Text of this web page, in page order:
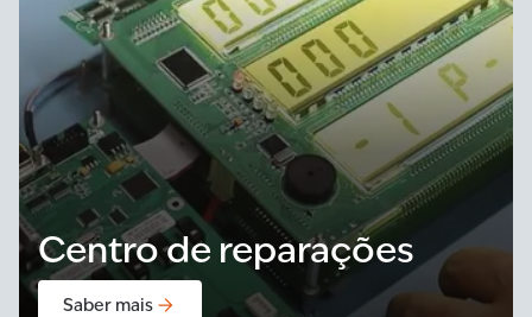
Centro de reparações
Saber mais